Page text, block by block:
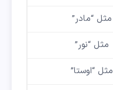
مثل “مادر”
مثل “نور”
مثل “اوستا”